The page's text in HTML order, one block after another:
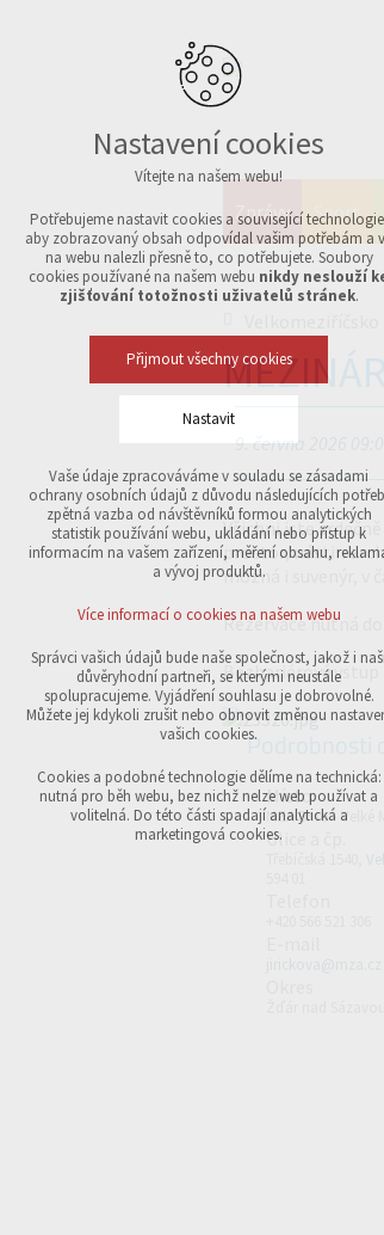
Zprávy Sport
9. června 2026 09:00
Všichni jste
prostor, nástin
možná i suvenýr, v
Rezervace nutná
Bezbariérový vstup
Podrobnosti
Místo
MZA Brno - Velké
Ulice a čp.
Nastavení cookies
Vítejte na našem webu!
Potřebujeme nastavit cookies a související
aby zobrazovaný obsah odpovídal vašim potřebám a
na webu nalezli přesně to, co potřebujete. Soubory
cookies používané na našem webu nikdy neslouží
zjišťování totožnosti uživatelů stránek.
Přijmout všechny cookies
Nastavit
Technická cookies
nutná pro provozování webu
udržení kontextu stránek (session): případná
přihlášení, volby jazyka, apod.
analytická pro anonymizované vyhodnocení
návštěvnosti
marketingová cookies (Google,Sklik)
Více informací o cookies na našem webu
Přijmout všechny cookies
Odmítnout vše
Vaše údaje zpracováváme v souladu se zásadami
ochrany osobních údajů z důvodu následujících
zpětná vazba od návštěvníků formou analytických
statistik používání webu, ukládání nebo přístup k
informacím na vašem zařízení, měření obsahu,
a vývoj produktů.
Více informací o cookies na našem webu
Správci vašich údajů bude naše společnost, jakož i naši
důvěryhodní partneři, se kterými neustále
spolupracujeme. Vyjádření souhlasu je dobrovolné.
Můžete jej kdykoli zrušit nebo obnovit změnou
vašich cookies.
Cookies a podobné technologie dělíme na technická:
nutná pro běh webu, bez nichž nelze web používat a
volitelná. Do této části spadají analytická a
marketingová cookies.